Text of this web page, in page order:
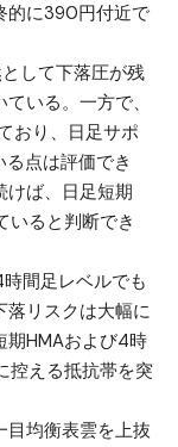
的に390円付近で
して下落圧が残
いる。一方で、
おり、日足サポ
点は評価でき
けば、日足短期
いると判断でき
間足レベルでも
落リスクは大幅に
期HMAおよび4時
控える抵抗帯を突
目均衡表雲を上抜